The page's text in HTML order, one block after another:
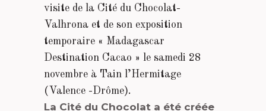
visite de la Cité du Chocolat-
Valhrona et de son exposition
temporaire « Madagascar
Destination Cacao » le samedi 28
novembre à Tain l’Hermitage
(Valence -Drôme).
La Cité du Chocolat a été créée